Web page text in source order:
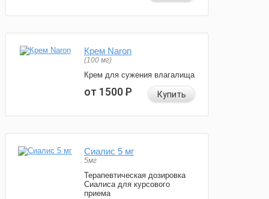
Крем Naron
(100 мг)
Крем для сужения влагалища
от 1500Р Купить
Сиалис 5 мг
5мг
Терапевтическая дозировка
Сиалиса для курсового
приема